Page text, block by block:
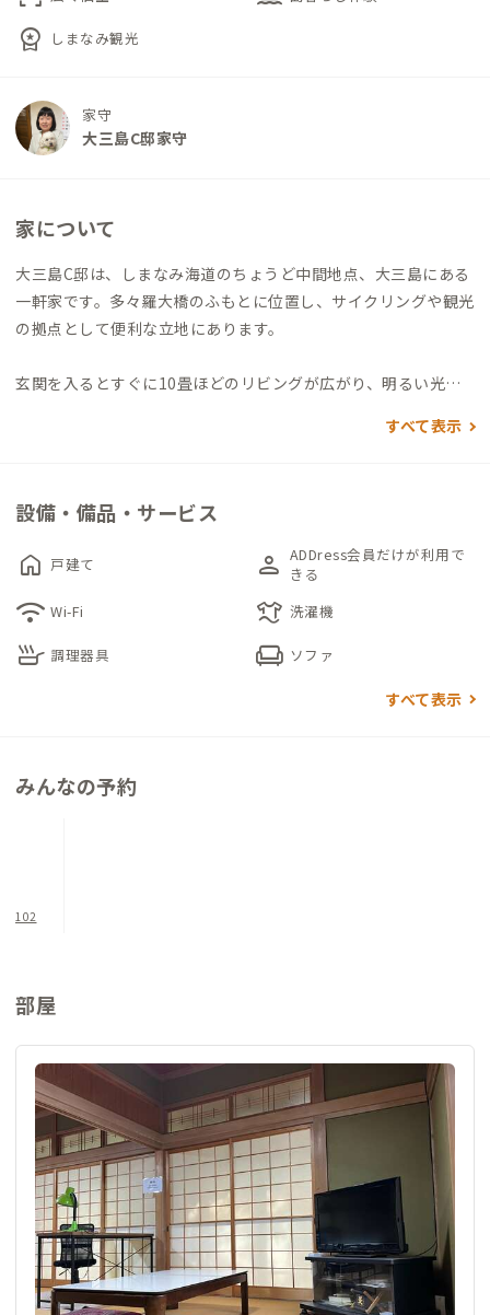
workspace_premium しまなみ観光
家守
大三島C邸家守
家について
大三島C邸は、しまなみ海道のちょうど中間地点、大三島にある
一軒家です。多々羅大橋のふもとに位置し、サイクリングや観光
の拠点として便利な立地にあります。
玄関を入るとすぐに10畳ほどのリビングが広がり、明るい光が
らも静かで快適に過ごせるつくりです。キッチンには基本的な調
車で5分圏内には道の駅「多々羅しまなみ公園」があり、地元の
特産品やレストランを楽しめるほか、多々羅温泉や美しい海岸
も気軽にアクセスできます。近くに大型のスーパーはありません
が、車で10分程度の場所に商店が点在しており、日用品の買い
物には困りません。
びりとした時間を過ごしたい方にぴったりの住まいです。
すべて表示
設備・備品・サービス
home 戸建て person ADDress会員だけが利用で
きる
wifi Wi-Fi laundry 洗濯機
skillet 調理器具 chair ソファ
すべて表示
みんなの予約
102
部屋